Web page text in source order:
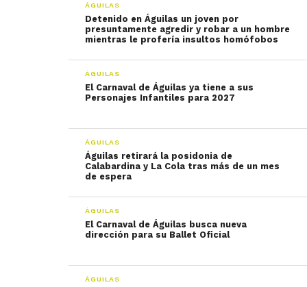
ÁGUILAS
Detenido en Águilas un joven por
presuntamente agredir y robar a un hombre
mientras le profería insultos homófobos
ÁGUILAS
El Carnaval de Águilas ya tiene a sus
Personajes Infantiles para 2027
ÁGUILAS
Águilas retirará la posidonia de
Calabardina y La Cola tras más de un mes
de espera
ÁGUILAS
El Carnaval de Águilas busca nueva
dirección para su Ballet Oficial
ÁGUILAS